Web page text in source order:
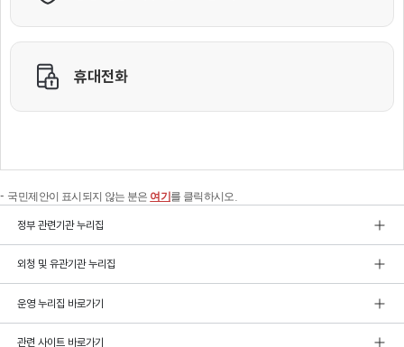
국민제안이 표시되지 않는 분은 여기 를 클릭하시오.
정부 관련기관 누리집
외청 및 유관기관 누리집
운영 누리집 바로가기
관련 사이트 바로가기